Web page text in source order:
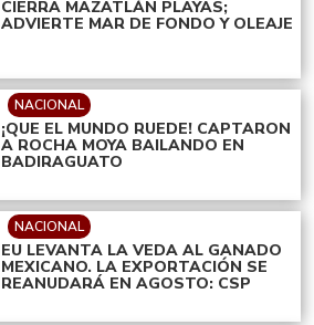
CIERRA MAZATLÁN PLAYAS;
ADVIERTE MAR DE FONDO Y OLEAJE
NACIONAL
¡QUE EL MUNDO RUEDE! CAPTARON
A ROCHA MOYA BAILANDO EN
BADIRAGUATO
NACIONAL
EU LEVANTA LA VEDA AL GANADO
MEXICANO. LA EXPORTACIÓN SE
REANUDARÁ EN AGOSTO: CSP